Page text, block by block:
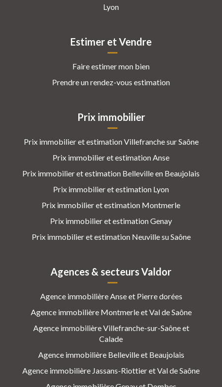
Lyon
Estimer et Vendre
Faire estimer mon bien
Prendre un rendez-vous estimation
Prix immobilier
Prix immobilier et estimation Villefranche sur Saône
Prix immobilier et estimation Anse
Prix immobilier et estimation Belleville en Beaujolais
Prix immobilier et estimation Lyon
Prix immobilier et estimation Montmerle
Prix immobilier et estimation Genay
Prix immobilier et estimation Neuville su Saône
Agences & secteurs Valdor
Agence immobilière Anse et Pierre dorées
Agence immobilière Montmerle et Val de Saône
Agence immobilière Villefranche-sur-Saône et
Calade
Agence immobilière Belleville et Beaujolais
Agence immobilière Jassans-Riottier et Val de Saône